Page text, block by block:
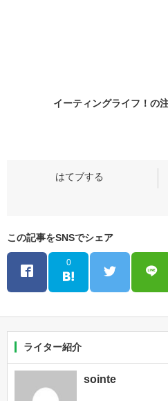
イーティングライフ！の
この記事をSNSでシェア
0
ライター紹介
sointe